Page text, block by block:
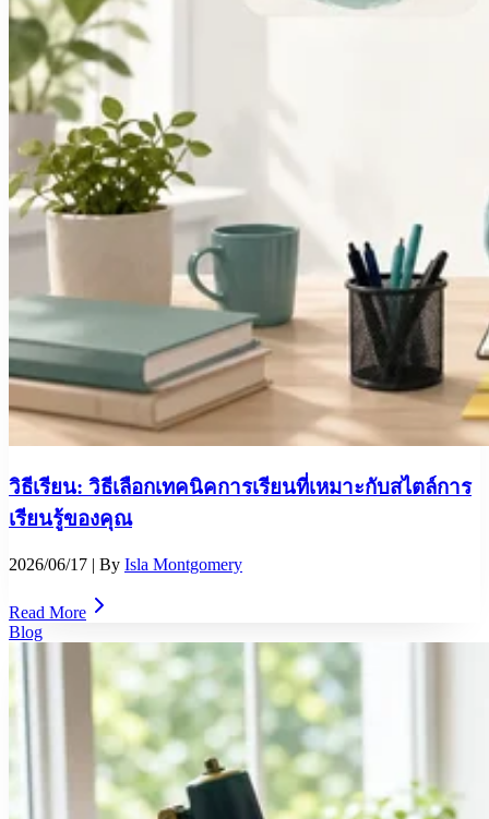
วิธีเรียน: วิธีเลือกเทคนิคการเรียนที่เหมาะกับสไตล์การ
เรียนรู้ของคุณ
2026/06/17 | By Isla Montgomery
Read More
Blog